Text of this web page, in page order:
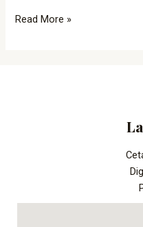
Read More »